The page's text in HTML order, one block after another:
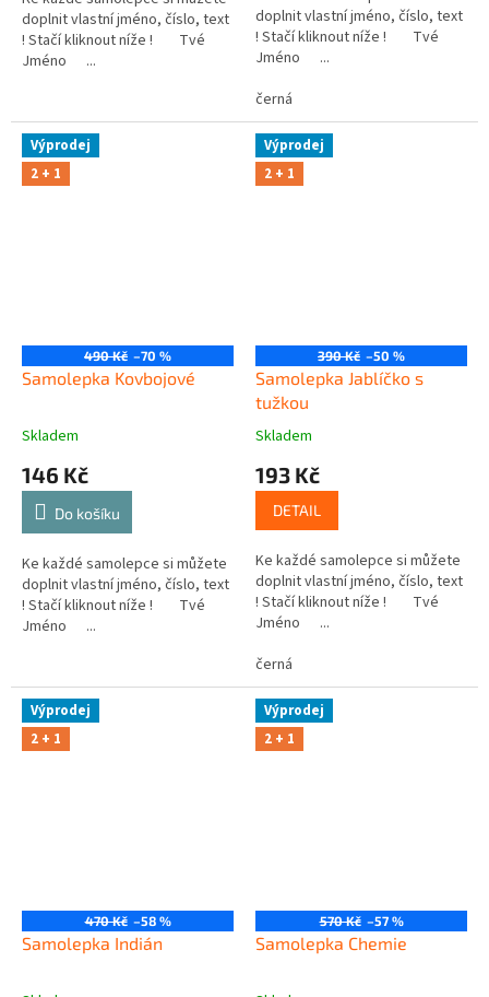
doplnit vlastní jméno, číslo, text
! Stačí kliknout níže ! Tvé
Jméno ...
doplnit vlastní jméno, číslo, text
! Stačí kliknout níže ! Tvé
Jméno ...
černá
Výprodej
2 + 1
490 Kč –70 %
Samolepka Kovbojové
Skladem
146 Kč
Do košíku
Ke každé samolepce si můžete
doplnit vlastní jméno, číslo, text
! Stačí kliknout níže ! Tvé
Jméno ...
Výprodej
2 + 1
390 Kč –50 %
Samolepka Jablíčko s
tužkou
Skladem
193 Kč
DETAIL
Ke každé samolepce si můžete
doplnit vlastní jméno, číslo, text
! Stačí kliknout níže ! Tvé
Jméno ...
černá
Výprodej
2 + 1
470 Kč –58 %
Samolepka Indián
Výprodej
2 + 1
570 Kč –57 %
Samolepka Chemie